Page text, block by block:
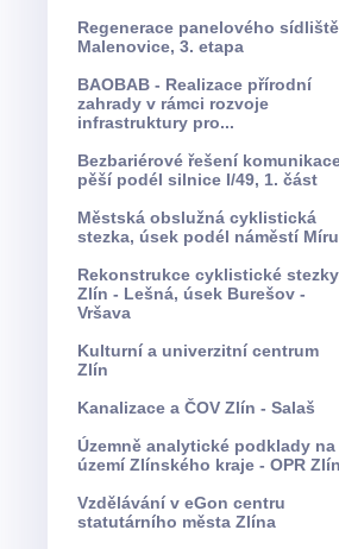
Regenerace panelového sídliště
Malenovice, 3. etapa
BAOBAB - Realizace přírodní
zahrady v rámci rozvoje
infrastruktury pro...
Bezbariérové řešení komunikace
pěší podél silnice I/49, 1. část
Městská obslužná cyklistická
stezka, úsek podél náměstí Míru
Rekonstrukce cyklistické stezky
Zlín - Lešná, úsek Burešov -
Vršava
Kulturní a univerzitní centrum
Zlín
Kanalizace a ČOV Zlín - Salaš
Územně analytické podklady na
území Zlínského kraje - OPR Zlín
Vzdělávání v eGon centru
statutárního města Zlína